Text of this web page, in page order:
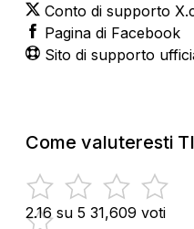
Conto di supporto
Pagina di Facebook
Sito di supporto
Come valuteresti
2.16 su 5 31,609 voti